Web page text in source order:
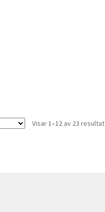
Visar 1–12 av 23 resultat